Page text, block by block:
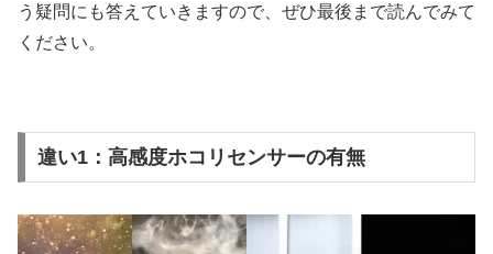
う疑問にも答えていきますので、ぜひ最後まで読んでみて
ください。
違い1：高感度ホコリセンサーの有無